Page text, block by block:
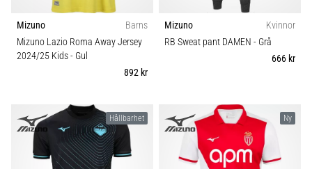
Mizuno
Barns
Mizuno Lazio Roma Away Jersey
2024/25 Kids- Gul
892 kr
Mizuno
Kvinnor
RB Sweat pant DAMEN - Grå
666 kr
Hållbarhet Ny